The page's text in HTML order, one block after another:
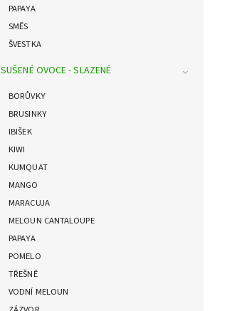
PAPAYA
SMĚS
ŠVESTKA
SUŠENÉ OVOCE - SLAZENÉ
BORŮVKY
BRUSINKY
IBIŠEK
KIWI
KUMQUAT
MANGO
MARACUJA
MELOUN CANTALOUPE
PAPAYA
POMELO
TŘEŠNĚ
VODNÍ MELOUN